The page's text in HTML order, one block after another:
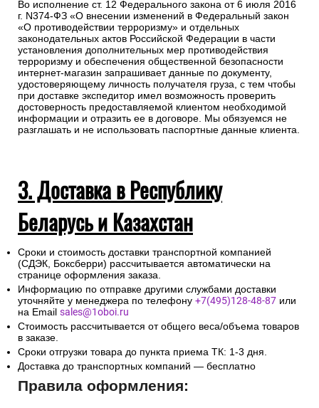
Во исполнение ст. 12 Федерального закона от 6 июля 2016
г. N374-ФЗ «О внесении изменений в Федеральный закон
«О противодействии терроризму» и отдельных
законодательных актов Российской Федерации в части
установления дополнительных мер противодействия
терроризму и обеспечения общественной безопасности
интернет-магазин запрашивает данные по документу,
удостоверяющему личность получателя груза, с тем чтобы
при доставке экспедитор имел возможность проверить
достоверность предоставляемой клиентом необходимой
информации и отразить ее в договоре. Мы обязуемся не
разглашать и не использовать паспортные данные клиента.
3. Доставка в Республику
Беларусь и Казахстан
Сроки и стоимость доставки транспортной компанией
(СДЭК, Боксберри) рассчитывается автоматически на
странице оформления заказа.
Информацию по отправке другими службами доставки
уточняйте у менеджера по телефону +7(495)128-48-87 или
на Email sales@1oboi.ru
Стоимость рассчитывается от общего веса/объема товаров
в заказе.
Сроки отгрузки товара до пункта приема ТК: 1-3 дня.
Доставка до транспортных компаний — бесплатно
Правила оформления: